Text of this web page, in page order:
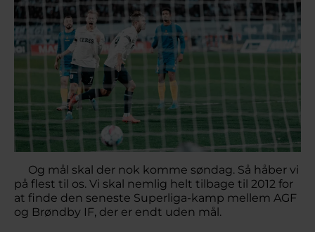
Og mål skal der nok komme søndag. Så håber vi
på flest til os. Vi skal nemlig helt tilbage til 2012 for
at finde den seneste Superliga-kamp mellem AGF
og Brøndby IF, der er endt uden mål.